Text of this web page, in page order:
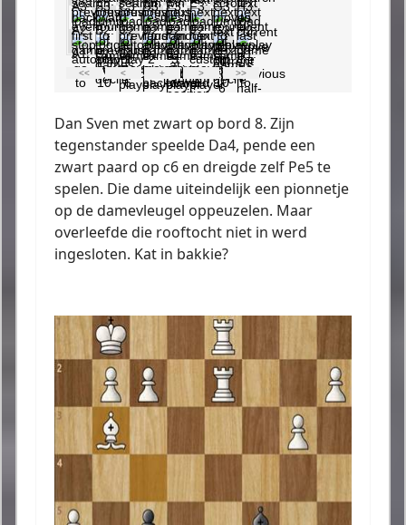
Dan Sven met zwart op bord 8. Zijn
tegenstander speelde Da4, pende een
zwart paard op c6 en dreigde zelf Pe5 te
spelen. Die dame uiteindelijk een pionnetje
op de damevleugel oppeuzelen. Maar
overleefde die rooftocht niet in werd
ingesloten. Kat in bakkie?